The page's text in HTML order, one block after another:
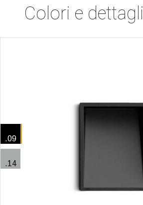
Colori e dettagli
.09
.14